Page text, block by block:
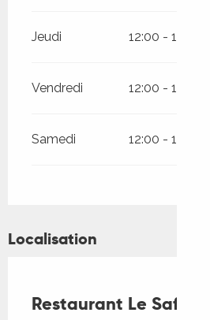
Jeudi 12:00 - 13:30
Vendredi 12:00 - 13:30
Samedi 12:00 - 13:30
Localisation
Restaurant Le Safran